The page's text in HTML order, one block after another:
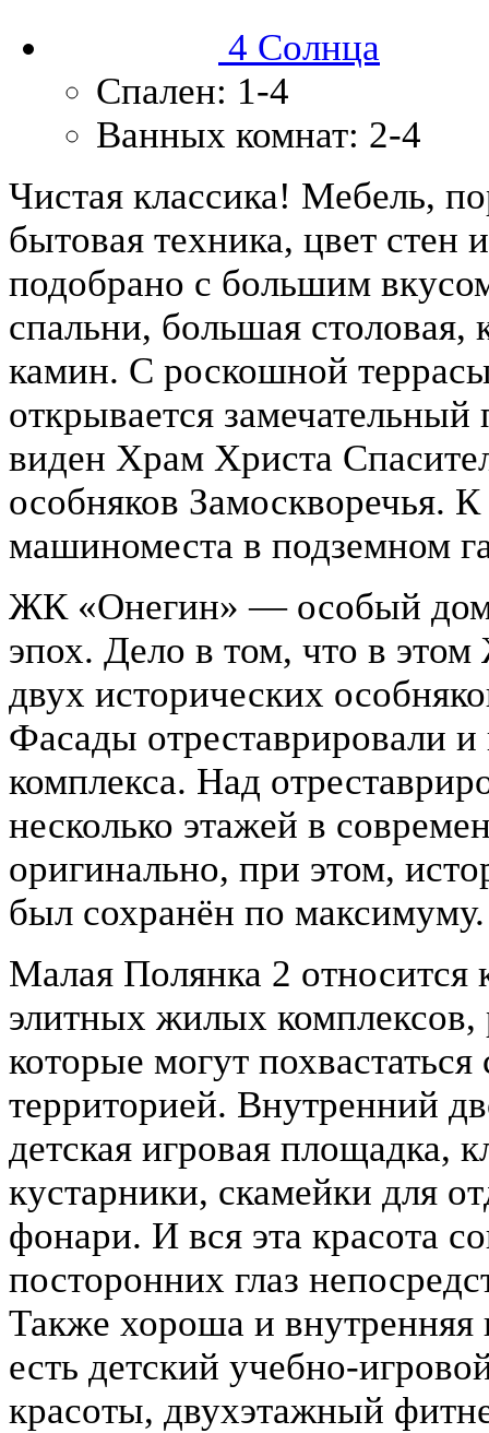
4 Солнца
Спален: 1-4
Ванных комнат: 2-4
Чистая классика! Мебель,
бытовая техника, цвет
подобрано с большим
спальни, большая столовая,
камин. С роскошной
открывается
виден Храм Христа
особняков Замоскворечья. К
машиноместа в подземном
ЖК «Онегин» — особый
эпох. Дело в том, что в
двух исторических
Фасады отреставрировали
комплекса. Над
несколько этажей в
оригинально, при этом,
был сохранён по максимуму.
Малая Полянка 2 относится
элитных жилых
которые могут
территорией. Внутренний
детская игровая площадка,
кустарники, скамейки для
фонари. И вся эта красота
посторонних глаз
Также хороша и
есть детский учебно-
красоты, двухэтажный